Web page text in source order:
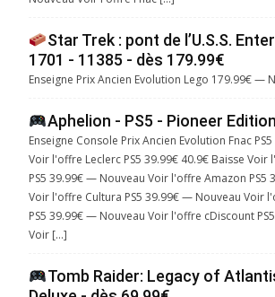
Star Trek : pont de l’U.S.S.
1701 - 11385 - dès 179.99€
Enseigne Prix Ancien Evolution Lego 179.99€ —
Aphelion - PS5 - Pioneer
Enseigne Console Prix Ancien Evolution Fnac
Voir l'offre Leclerc PS5 39.99€ 40.9€ Baisse
PS5 39.99€ — Nouveau Voir l'offre Amazon PS5
Voir l'offre Cultura PS5 39.99€ — Nouveau Voir
PS5 39.99€ — Nouveau Voir l'offre cDiscount
Voir […]
Tomb Raider: Legacy of